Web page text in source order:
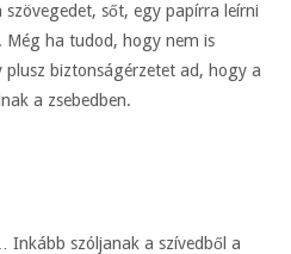
sőt, egy papírra leírni
ha tudod, hogy nem is
plusz biztonságérzetet ad, hogy a
a zsebedben.
szóljanak a szívedből a